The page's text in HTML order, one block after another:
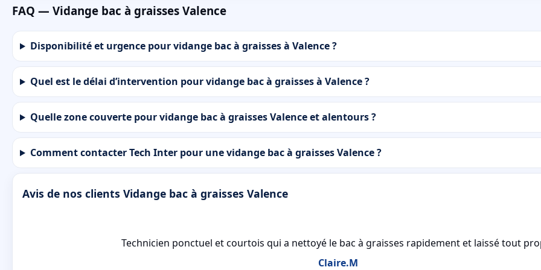
FAQ — Vidange bac à graisses Valence
Disponibilité et urgence pour vidange bac à graisses à Valence ?
Quel est le délai d’intervention pour vidange bac à graisses à Valence ?
Quelle zone couverte pour vidange bac à graisses Valence et alentours ?
Comment contacter Tech Inter pour une vidange bac à graisses Valence ?
Avis de nos clients Vidange bac à graisses Valence
Technicien ponctuel et courtois qui a nettoyé le bac à graisses rapidement et laissé tout
Claire.M